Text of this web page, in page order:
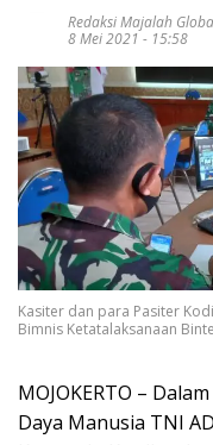
Redaksi Majalah
8 Mei 2021 - 15:58
Kasiter dan para Pasiter
Bimnis Ketatalaksanaan
MOJOKERTO –
Daya Manusia TNI